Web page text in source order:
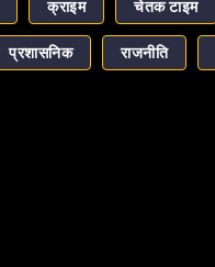
क्राइम चेतक टाइम
प्रशासनिक राजनीति